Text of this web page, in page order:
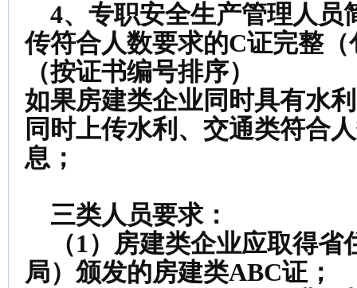
4、专职安全生产管理人员
传符合人数要求的C证完整
（按证书编号排序）
如果房建类企业同时具有水
同时上传水利、交通类符合
息；
三类人员要求：
（1）房建类企业应取得省
局）颁发的房建类ABC证；